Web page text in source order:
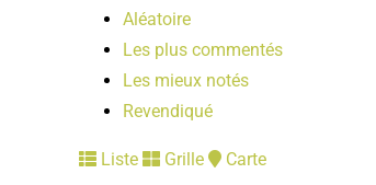
Aléatoire
Les plus commentés
Les mieux notés
Revendiqué
Liste Grille Carte